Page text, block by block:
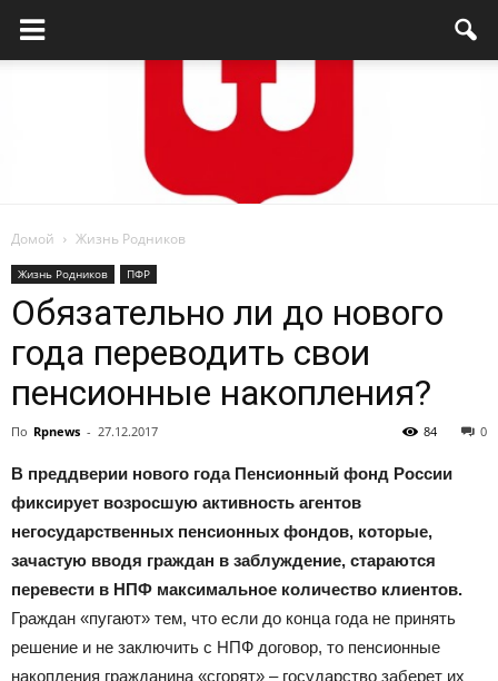
проспект
Официальный
сайт
Домой Жизнь Родников
Жизнь Родников ПФР
Обязательно ли до нового
года переводить свои
пенсионные накопления?
По Rpnews - 27.12.2017 0
84
В преддверии нового года Пенсионный фонд России
фиксирует возросшую активность агентов
негосударственных пенсионных фондов, которые,
зачастую вводя граждан в заблуждение, стараются
перевести в НПФ максимальное количество клиентов.
Граждан «пугают» тем, что если до конца года не принять
решение и не заключить с НПФ договор, то пенсионные
накопления гражданина «сгорят» – государство заберет их